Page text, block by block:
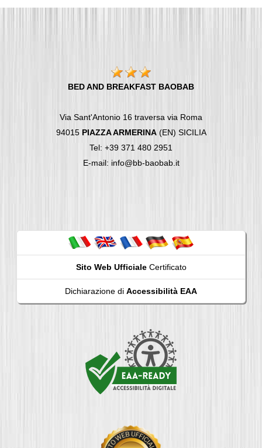
BED AND BREAKFAST BAOBAB
Via Sant'Antonio 16 traversa via Roma
94015 PIAZZA ARMERINA(EN) SICILIA
Tel: +39 371 480 2951
E-mail: info@bb-baobab.it
Sito Web UfficialeCertificato
Dichiarazione di Accessibilità EAA